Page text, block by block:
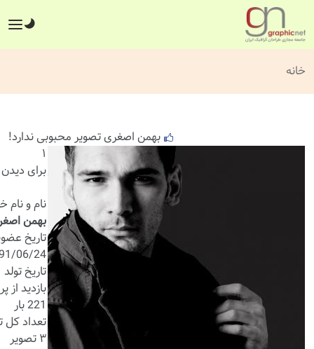
خانه
بهمن اصغری تصویر محبوبی ندارد!
۱
برای
نام و نام
بهمن
تاریخ
06/24
تاریخ تولد
بازدید از
221 بار
تعداد کل
۳ تصویر